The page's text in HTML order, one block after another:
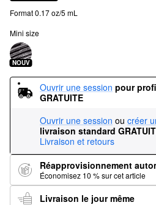
Format 0.17 oz/5 mL
Mini size
NOUV
Ouvrir une session pour
GRATUITE
Ouvrir une session ou créer
livraison standard
Livraison et retours
Réapprovisionnement
Économisez 10 % sur cet article
Livraison le jour même